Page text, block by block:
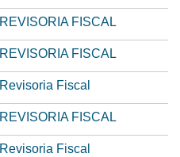
REVISORIA FISCAL
REVISORIA FISCAL
Revisoria Fiscal
REVISORIA FISCAL
Revisoria Fiscal